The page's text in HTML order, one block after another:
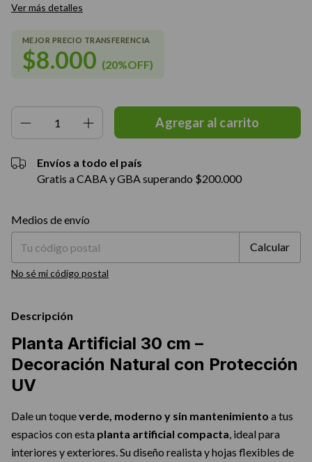
Ver más detalles
$8.000 (20%OFF)
Envíos a todo el país
Gratis a CABA y GBA superando $200.000
Entregas para el CP:
Medios de envío
Calcular
No sé mi código postal
Descripción
Planta Artificial 30 cm –
Decoración Natural con Protección
UV
Dale un toqueverde, moderno y sin mantenimiento a tus
espacios con esta planta artificial compacta , ideal para
interiores y exteriores. Su diseño realista y hojas flexibles de